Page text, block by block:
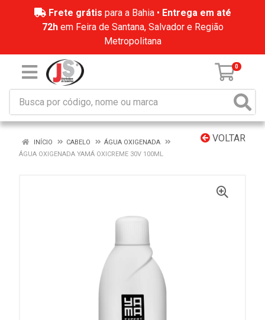
Frete grátis para a Bahia • Entrega em até
72hem Feira de Santana, Salvador e Região
Metropolitana
0
VOLTAR
INÍCIO CABELO
ÁGUA OXIGENADA
ÁGUA OXIGENADA YAMÁ OXICREME 30V 100ML